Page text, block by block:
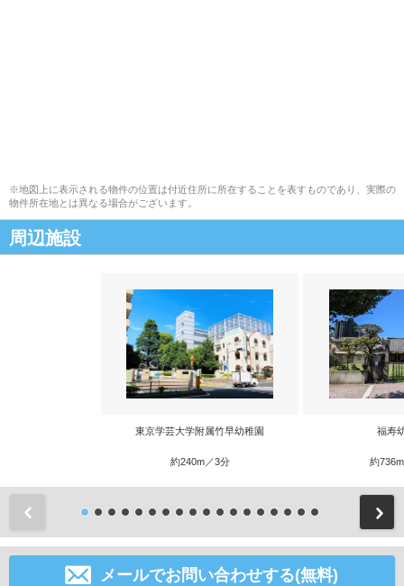
※地図上に表示される物件の位置は付近住所に所在することを表すものであり、実際の
物件所在地とは異なる場合がございます。
周辺施設
東京学芸大学附属竹早幼稚園
約240m／3分
福寿
約
メールでお問い合わせする(無料)